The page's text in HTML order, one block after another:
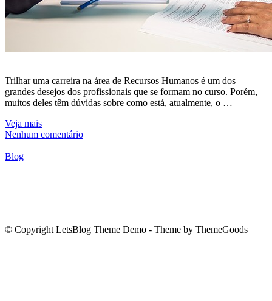
Trilhar uma carreira na área de Recursos Humanos é um dos
grandes desejos dos profissionais que se formam no curso. Porém,
muitos deles têm dúvidas sobre como está, atualmente, o …
Veja mais
Nenhum comentário
Blog
© Copyright LetsBlog Theme Demo - Theme by ThemeGoods